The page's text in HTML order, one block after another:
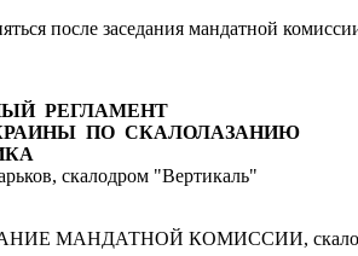
после заседания мандатной
РЕГЛАМЕНТ
ПО СКАЛОЛАЗАНИЮ
скалодром "Вертикаль"
МАНДАТНОЙ КОМИССИИ,